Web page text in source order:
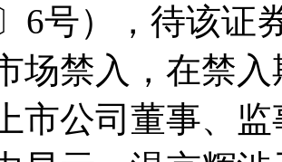
〕6号），待该
场禁入，在禁
市公司董事、